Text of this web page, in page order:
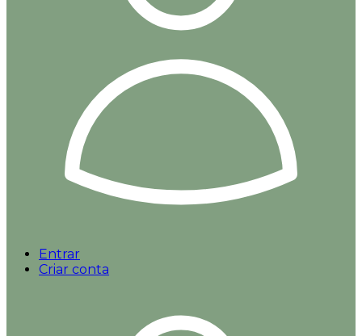
Entrar
Criar conta